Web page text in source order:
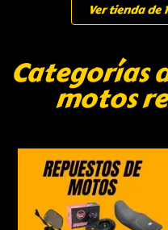
Ver tienda de
Categorías
motos